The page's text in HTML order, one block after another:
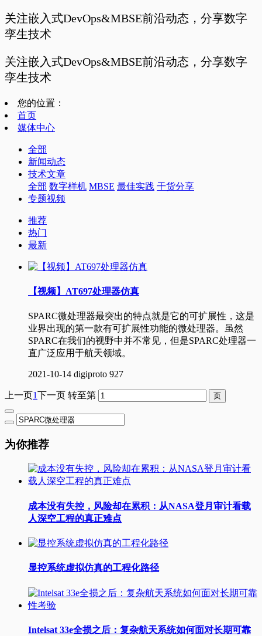
关注嵌入式DevOps&MBSE前沿动态，分享数字
孪生技术
关注嵌入式DevOps&MBSE前沿动态，分享数字
孪生技术
您的位置：
首页
媒体中心
全部
新闻动态
技术文章
全部 数字样机 MBSE 最佳实践 干货分享
专题视频
推荐
热门
最新
【视频】AT697处理器仿真
SPARC微处理器最突出的特点就是它的可扩展性，这是
业界出现的第一款有可扩展性功能的微处理器。虽然
SPARC在我们的视野中并不常见，但是SPARC处理器一
直广泛应用于航天领域。
2021-10-14 digiproto 927
上一页1下一页 转至第
为你推荐
成本没有失控，风险却在累积：从NASA登月审计看载
人深空工程的真正难点
显控系统虚拟仿真的工程化路径
Intelsat 33e全损之后：复杂航天系统如何面对长期可靠